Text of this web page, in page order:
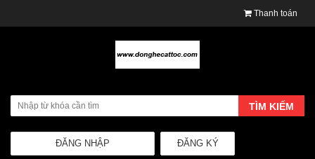
Thanh toán
TÌM KIẾM
ĐĂNG KÝ
ĐĂNG NHẬP